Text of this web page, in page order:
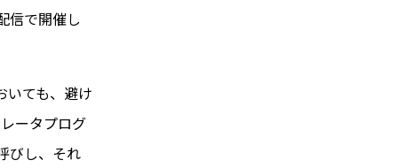
信で開催し
いても、避け
ータプログ
びし、それ